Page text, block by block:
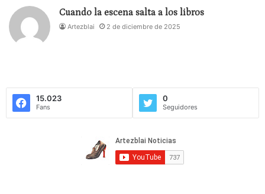
Cuando la escena salta a los libros
Artezblai 2 de diciembre de 2025
15.023
Fans
0
Seguidores